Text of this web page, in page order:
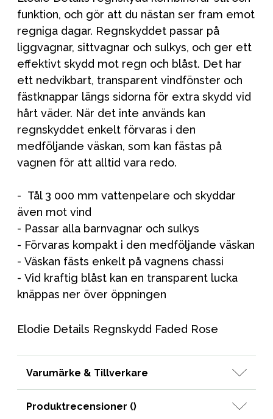
funktion, och gör att du nästan ser fram emot
regniga dagar. Regnskyddet passar på
liggvagnar, sittvagnar och sulkys, och ger ett
effektivt skydd mot regn och blåst. Det har
ett nedvikbart, transparent vindfönster och
fästknappar längs sidorna för extra skydd vid
hårt väder. När det inte används kan
regnskyddet enkelt förvaras i den
medföljande väskan, som kan fästas på
vagnen för att alltid vara redo.
- Tål 3 000 mm vattenpelare och skyddar
även mot vind
- Passar alla barnvagnar och sulkys
- Förvaras kompakt i den medföljande väskan
- Väskan fästs enkelt på vagnens chassi
- Vid kraftig blåst kan en transparent lucka
knäppas ner över öppningen
Elodie Details Regnskydd Faded Rose
Varumärke & Tillverkare
Produktrecensioner ()